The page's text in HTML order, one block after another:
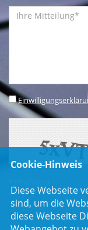
Cookie-Hinweis
Diese Webseite
sind, um die
diese Webseite